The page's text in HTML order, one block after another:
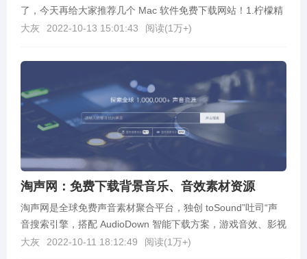
了，今天再给大家推荐几个 Mac 软件免费下载网站！1.柠檬精
选网址：https://lemon...
大灰 2022-10-13 15:01:43 阅读(1万+)
淘声网：免费下载背景音乐、音效素材资源
淘声网是全球免费声音素材聚合平台，独创 toSound”吐司“声
音搜索引擎，搭配 AudioDown 智能下载方案，游戏音效、影视
配乐、实地录音、节奏音源、音乐...
大灰 2022-10-11 18:12:49 阅读(1万+)